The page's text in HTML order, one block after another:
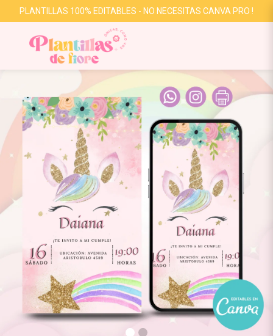
PLANTILLAS 100% EDITABLES - NO NECESITAS CANVA PRO !